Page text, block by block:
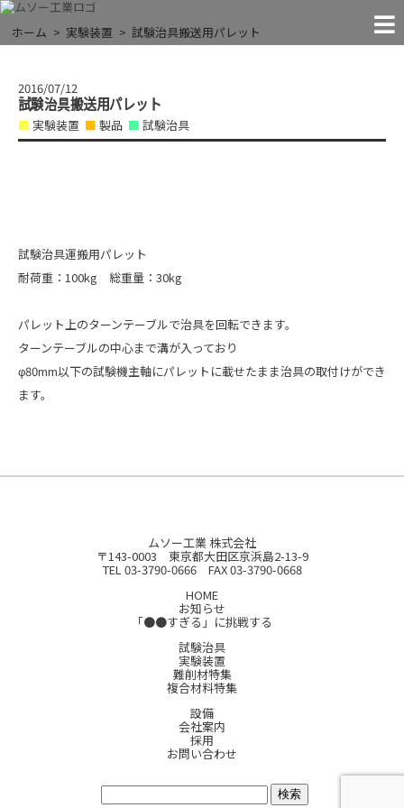
お知らせ
「●●すぎる」に挑戦する
試験治具
実験装置
設 備
会社案内
採 用
お問い合わせ
NEWS
ホーム 実験装置 試験治具搬送用パレット
2016/07/12
試験治具搬送用パレット
実験装置 製品 試験治具
試験治具運搬用パレット
耐荷重：100kg 総重量：30kg
パレット上のターンテーブルで治具を回転できます。
ターンテーブルの中心まで溝が入っており
φ80mm以下の試験機主軸にパレットに載せたまま治具の取付けができ
ます。
ムソー工業 株式会社
〒143-0003 東京都大田区京浜島2-13-9
TEL 03-3790-0666 FAX 03-3790-0668
HOME
お知らせ
「●●すぎる」に挑戦する
試験治具
実験装置
難削材特集
複合材料特集
設備
会社案内
採用
お問い合わせ
サイト内検索: